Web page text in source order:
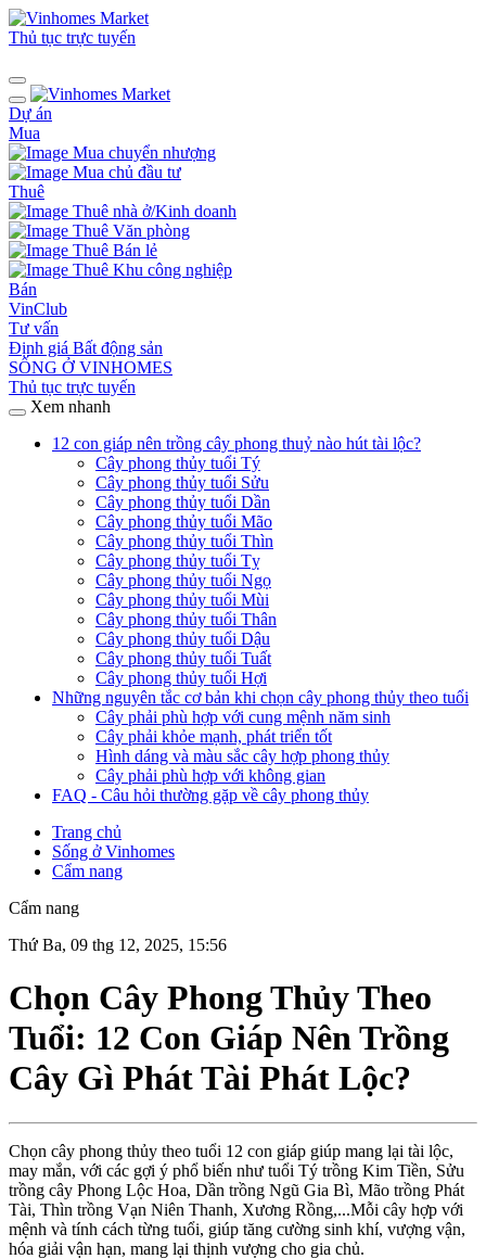
Thủ tục trực tuyến
Dự án
Mua
Mua chuyển nhượng
Mua chủ đầu tư
Thuê
Thuê nhà ở/Kinh doanh
Thuê Văn phòng
Thuê Bán lẻ
Thuê Khu công nghiệp
Bán
VinClub
Tư vấn
Định giá Bất động sản
SỐNG Ở VINHOMES
Thủ tục trực tuyến
Xem nhanh
12 con giáp nên trồng cây phong thuỷ nào hút tài lộc?
Cây phong thủy tuổi Tý
Cây phong thủy tuổi Sửu
Cây phong thủy tuổi Dần
Cây phong thủy tuổi Mão
Cây phong thủy tuổi Thìn
Cây phong thủy tuổi Tỵ
Cây phong thủy tuổi Ngọ
Cây phong thủy tuổi Mùi
Cây phong thủy tuổi Thân
Cây phong thủy tuổi Dậu
Cây phong thủy tuổi Tuất
Cây phong thủy tuổi Hợi
Những nguyên tắc cơ bản khi chọn cây phong thủy theo tuổi
Cây phải phù hợp với cung mệnh năm sinh
Cây phải khỏe mạnh, phát triển tốt
Hình dáng và màu sắc cây hợp phong thủy
Cây phải phù hợp với không gian
FAQ - Câu hỏi thường gặp về cây phong thủy
Trang chủ
Sống ở Vinhomes
Cẩm nang
Cẩm nang
Thứ Ba, 09 thg 12, 2025, 15:56
Chọn Cây Phong Thủy Theo
Tuổi: 12 Con Giáp Nên Trồng
Cây Gì Phát Tài Phát Lộc?
Chọn cây phong thủy theo tuổi 12 con giáp giúp mang lại tài lộc,
may mắn, với các gợi ý phổ biến như tuổi Tý trồng Kim Tiền, Sửu
trồng cây Phong Lộc Hoa, Dần trồng Ngũ Gia Bì, Mão trồng Phát
Tài, Thìn trồng Vạn Niên Thanh, Xương Rồng,...Mỗi cây hợp với
mệnh và tính cách từng tuổi, giúp tăng cường sinh khí, vượng vận,
hóa giải vận hạn, mang lại thịnh vượng cho gia chủ.